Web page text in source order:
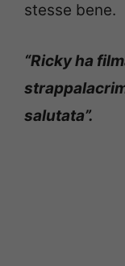
stesse bene.
“Ricky ha
salutata”.